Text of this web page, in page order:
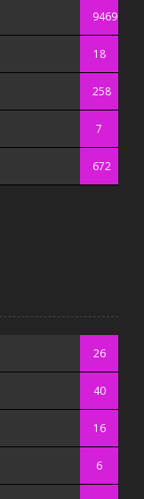
9469
18
258
7
672
26
40
16
6